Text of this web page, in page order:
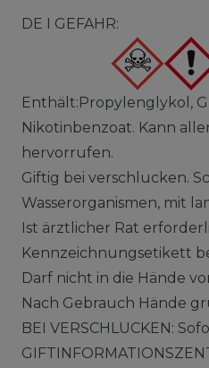
DE I GEFAHR:
Enthält:Propylenglykol,
Nikotinbenzoat. Kann
hervorrufen.
Giftig bei verschlucken.
Wasserorganismen, mit
Ist ärztlicher Rat
Kennzeichnungsetikett
Darf nicht in die Hände
Nach Gebrauch Hände
BEI VERSCHLUCKEN: